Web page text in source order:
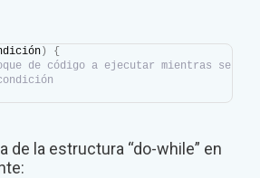
)
{
de código a ejecutar mientras se
de la estructura “do-while” en